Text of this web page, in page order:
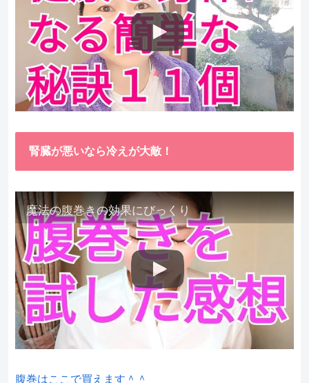
腎臓が悪いなら冷えが大敵！
魔法の腹巻きの効果にびっくり
腹巻はここで買えます＾＾